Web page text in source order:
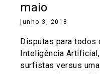
maio
junho 3, 2018
Disputas para todos
Inteligência
surfistas versus